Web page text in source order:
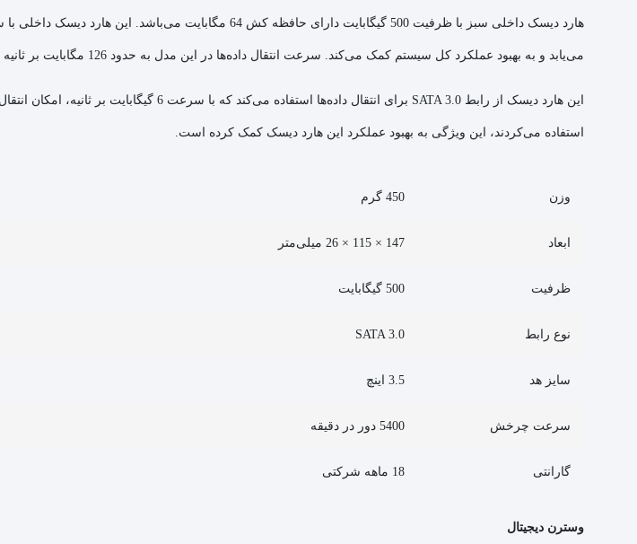
می‌یابد و به بهبود عملکرد کل سیستم کمک می‌کند. سرعت انتقال داده‌ها در این مدل به حدود 126 مگابایت بر ثانیه می‌رسد.
استفاده می‌کردند، این ویژگی به بهبود عملکرد این هارد دیسک کمک کرده است.
وزن 450 گرم
ابعاد 147 × 115 × 26 میلی‌متر
ظرفیت 500 گیگابایت
نوع رابط SATA 3.0
سایز هد 3.5 اینچ
سرعت چرخش 5400 دور در دقیقه
گارانتی 18 ماهه شرکتی
وسترن دیجیتال